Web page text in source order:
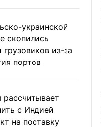
украинской
скопились
грузовиков из-за
портов
рассчитывает
с Индией
на поставку